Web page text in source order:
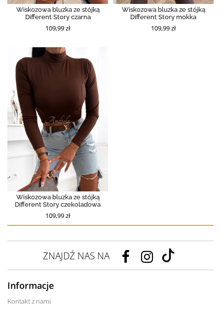
Wiskozowa bluzka ze stójką
Different Story czarna
109,99 zł
Wiskozowa bluzka ze stójką
Different Story mokka
109,99 zł
Wiskozowa bluzka ze stójką
Different Story czekoladowa
109,99 zł
ZNAJDŹ NAS NA
Informacje
Kontakt z nami